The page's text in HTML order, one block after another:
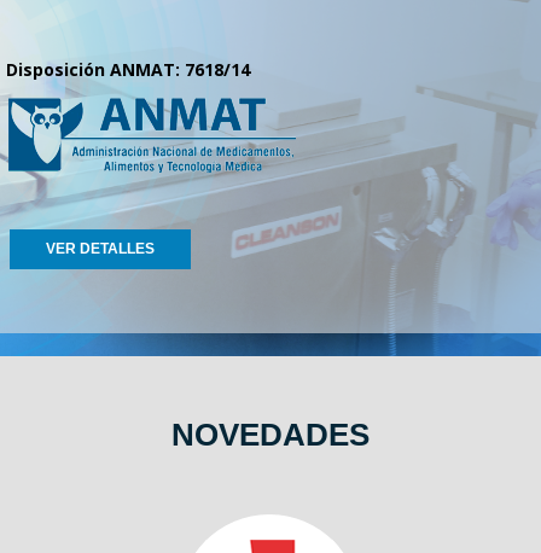
Disposición ANMAT: 7618/14
VER DETALLES
NOVEDADES